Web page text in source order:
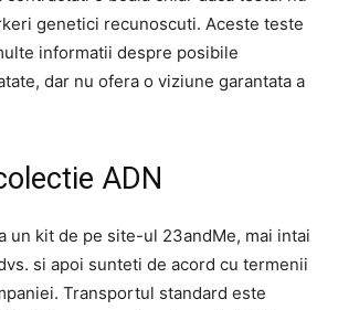
genetici recunoscuti. Aceste teste
informatii despre posibile
dar nu ofera o viziune garantata a
ADN
un kit de pe site-ul 23andMe, mai intai
si apoi sunteti de acord cu termenii
Transportul standard este